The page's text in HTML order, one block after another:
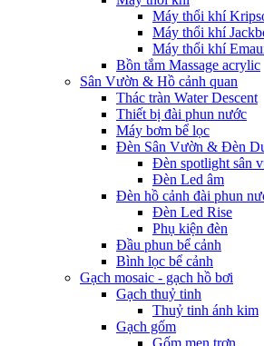
Máy thổi khí
Máy thổi khí
Máy thổi khí
Bồn tắm Massage acrylic
Sân Vườn & Hồ cảnh quan
Thác tràn Water Descent
Thiết bị đài phun nước
Máy bơm bể lọc
Đèn Sân Vườn & Đèn
Đèn spotlight sân
Đèn Led âm
Đèn hồ cảnh đài phun
Đèn Led Rise
Phụ kiện đèn
Đầu phun bể cảnh
Bình lọc bể cảnh
Gạch mosaic - gạch hồ bơi
Gạch thuỷ tinh
Thuỷ tinh ánh kim
Gạch gốm
Gốm men trơn